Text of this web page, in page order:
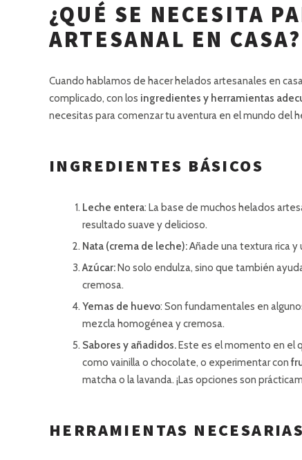
¿QUÉ SE NECESITA
ARTESANAL EN CASA?
Cuando hablamos de hacer helados artesanales en
complicado, con los ingredientes y herramientas
necesitas para comenzar tu aventura en el mundo del
INGREDIENTES BÁSICOS
Leche entera: La base de muchos helados
resultado suave y delicioso.
Nata (crema de leche):Añade una textura rica
Azúcar:No solo endulza, sino que también
cremosa.
Yemas de huevo: Son fundamentales en
mezcla homogénea y cremosa.
Sabores y añadidos.Este es el momento en el
como vainilla o chocolate, o experimentar con
matcha o la lavanda. ¡Las opciones son
HERRAMIENTAS NECESARIAS